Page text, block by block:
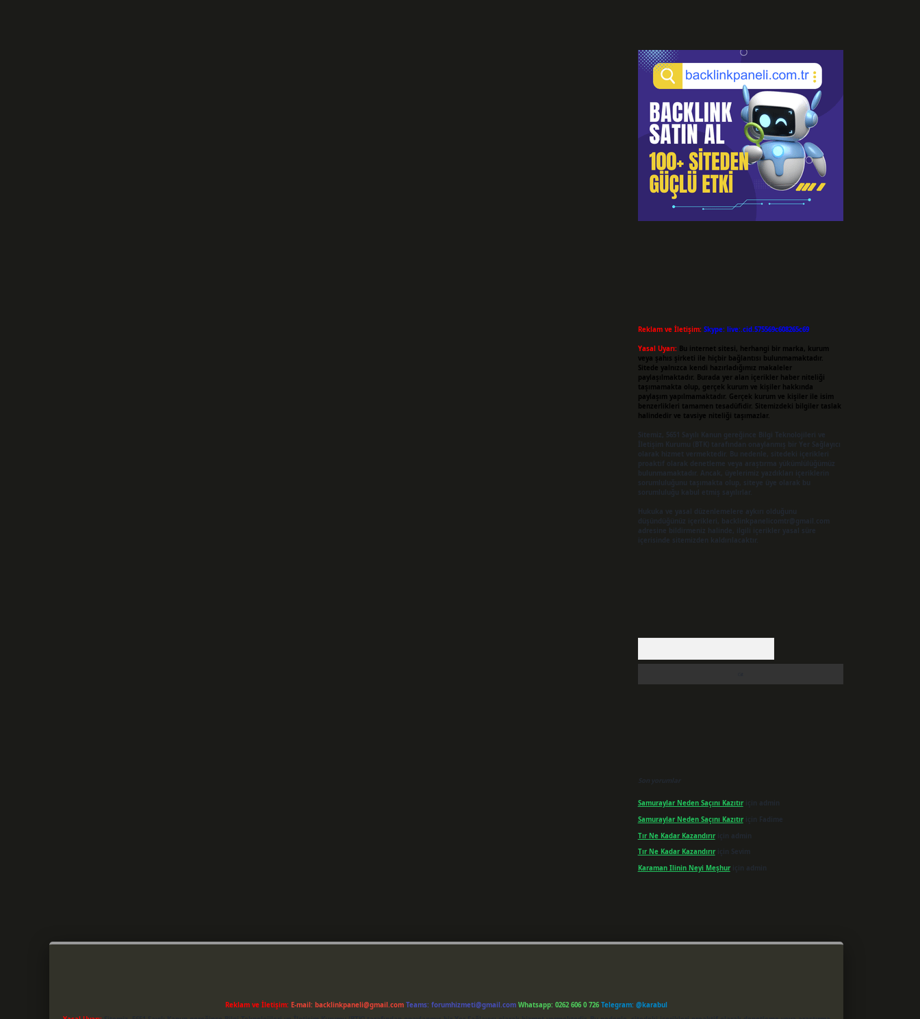
Reklam ve İletişim: Skype: live:.cid.575569c608265c69
Yasal Uyarı: Bu internet sitesi, herhangi bir marka, kurum
veya şahıs şirketi ile hiçbir bağlantısı bulunmamaktadır.
Sitede yalnızca kendi hazırladığımız makaleler
paylaşılmaktadır. Burada yer alan içerikler haber niteliği
taşımamakta olup, gerçek kurum ve kişiler hakkında
paylaşım yapılmamaktadır. Gerçek kurum ve kişiler ile isim
benzerlikleri tamamen tesadüfidir. Sitemizdeki bilgiler taslak
halindedir ve tavsiye niteliği taşımazlar.
Sitemiz, 5651 Sayılı Kanun gereğince Bilgi Teknolojileri ve
İletişim Kurumu (BTK) tarafından onaylanmış bir Yer Sağlayıcı
olarak hizmet vermektedir. Bu nedenle, sitedeki içerikleri
proaktif olarak denetleme veya araştırma yükümlülüğümüz
bulunmamaktadır. Ancak, üyelerimiz yazdıkları içeriklerin
sorumluluğunu taşımakta olup, siteye üye olarak bu
sorumluluğu kabul etmiş sayılırlar.
Hukuka ve yasal düzenlemelere aykırı olduğunu
düşündüğünüz içerikleri,
backlinkpanelicomtr@gmail.com
adresine bildirmeniz halinde, ilgili içerikler yasal süre
içerisinde sitemizden kaldırılacaktır.
Son yorumlar
Samuraylar Neden Saçını Kazıtıriçin admin
Samuraylar Neden Saçını Kazıtıriçin Fadime
Tır Ne Kadar Kazandırıriçin admin
Tır Ne Kadar Kazandırıriçin Sevim
Karaman Ilinin Neyi Meşhuriçin admin
Reklam ve İletişim: E-mail: backlinkpaneli@gmail.com Teams: forumhizmeti@gmail.com Whatsapp: 0262 606 0 726 Telegram: @karabul